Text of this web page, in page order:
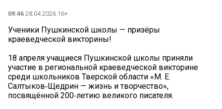
09:46 28.04.2026 16+
Ученики Пушкинской школы — призёры
краеведческой викторины!
18 апреля учащиеся Пушкинской школы приняли
участие в региональной краеведческой викторине
среди школьников Тверской области «М. Е.
Салтыков‑Щедрин — жизнь и творчество»,
посвящённой 200‑летию великого писателя.